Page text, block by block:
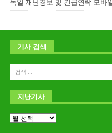
독일 재난경보 및 긴급연락 모바
기사 검색
지난기사